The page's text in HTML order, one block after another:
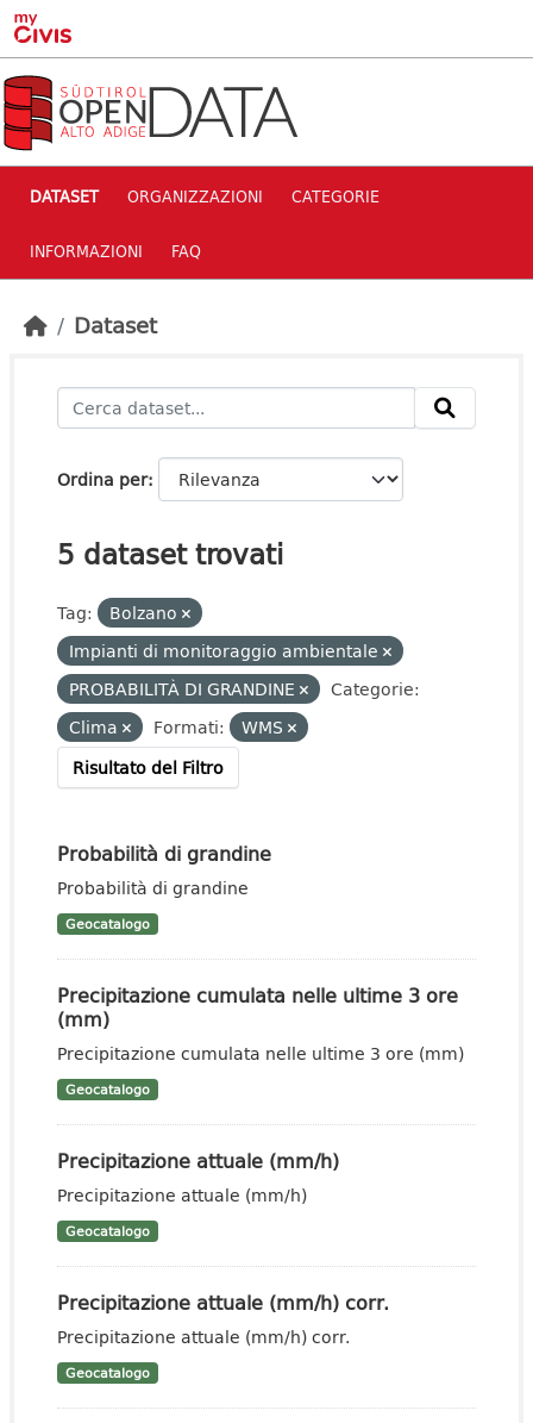
Skip to main content
DATASET ORGANIZZAZIONI CATEGORIE
INFORMAZIONI FAQ
Dataset
Ordina per
5 dataset trovati
Tag:
Bolzano
Impianti di monitoraggio ambientale
PROBABILITÀ DI GRANDINE
Categorie:
Clima
Formati:
WMS
Risultato del Filtro
Probabilità di grandine
Probabilità di grandine
Geocatalogo
Precipitazione cumulata nelle ultime 3 ore
(mm)
Precipitazione cumulata nelle ultime 3 ore (mm)
Geocatalogo
Precipitazione attuale (mm/h)
Precipitazione attuale (mm/h)
Geocatalogo
Precipitazione attuale (mm/h) corr.
Precipitazione attuale (mm/h) corr.
Geocatalogo